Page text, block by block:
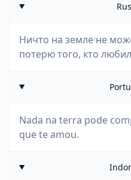
Ничто на земле не
потерю того, кто
Nada na terra pode
que te amou.